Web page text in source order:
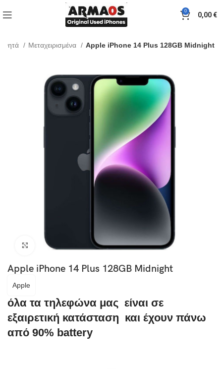
0 0,00€
Μεταχειρισμένα Apple iPhone 14 Plus 128GB Midnight
Click to enlarge
Apple iPhone 14 Plus 128GB Midnight
Apple
όλα τα τηλεφώνα μας είναι σε
εξαιρετική κατάσταση και έχουν πάνω
από 90% battery